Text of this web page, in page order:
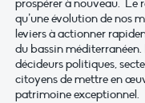
prospérer à nouveau. Le
qu’une évolution de nos
leviers à actionner
du bassin
décideurs politiques,
citoyens de mettre en
patrimoine exceptionnel.